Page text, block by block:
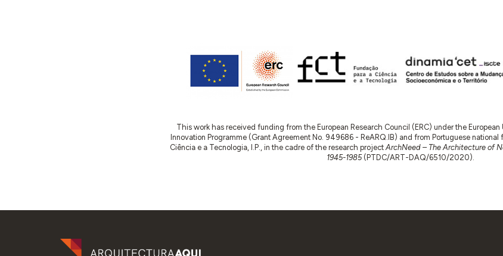
This work has received funding from the European Research Council (ERC) under the European
Innovation Programme (Grant Agreement No. 949686 - ReARQ.IB) and from Portuguese
Ciência e a Tecnologia, I.P., in the cadre of the research projectArchNeed – The Architecture of
1945-1985(PTDC/ART-DAQ/6510/2020).